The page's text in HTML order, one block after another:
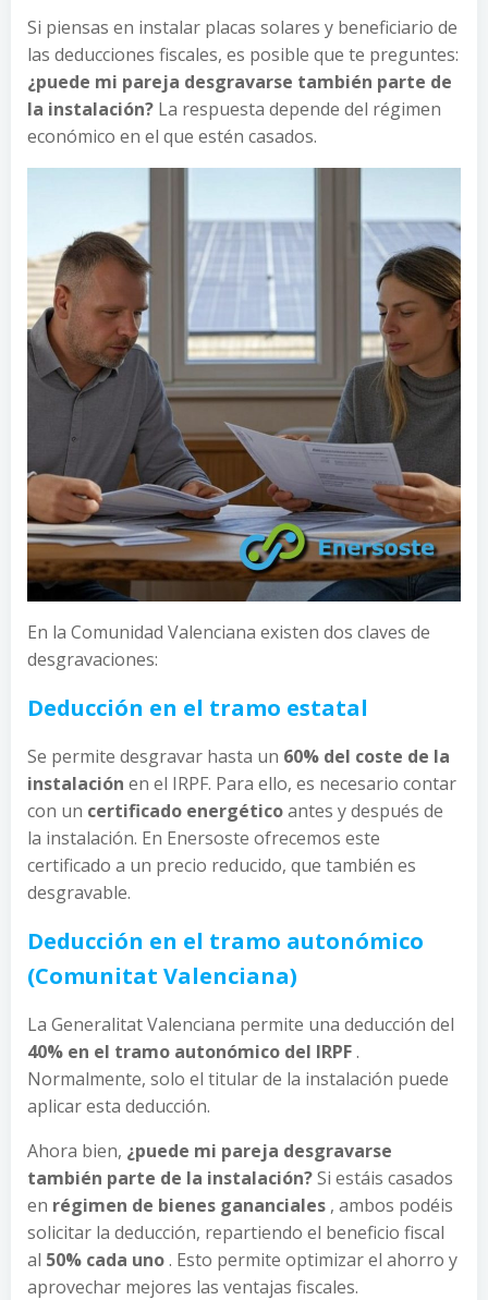
Si piensas en instalar placas solares y beneficiario de
las deducciones fiscales, es posible que te preguntes:
¿puede mi pareja desgravarse también parte de
la instalación? La respuesta depende del régimen
económico en el que estén casados.
En la Comunidad Valenciana existen dos claves de
desgravaciones:
Deducción en el tramo estatal
Se permite desgravar hasta un 60% del coste de la
instalación en el IRPF. Para ello, es necesario contar
con un certificado energéticoantes y después de
la instalación. En Enersoste ofrecemos este
certificado a un precio reducido, que también es
desgravable.
Deducción en el tramo autonómico
(Comunitat Valenciana)
La Generalitat Valenciana permite una deducción del
40% en el tramo autonómico del IRPF.
Normalmente, solo el titular de la instalación puede
aplicar esta deducción.
Ahora bien, ¿puede mi pareja desgravarse
también parte de la instalación?Si estáis casados ​​
en régimen de bienes gananciales , ambos podéis
solicitar la deducción, repartiendo el beneficio fiscal
al 50% cada uno. Esto permite optimizar el ahorro y
aprovechar mejores las ventajas fiscales.